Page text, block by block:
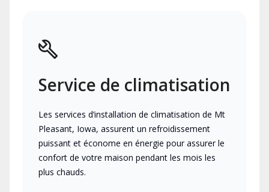
Service de climatisation
Les services d’installation de climatisation de Mt
Pleasant, Iowa, assurent un refroidissement
puissant et économe en énergie pour assurer le
confort de votre maison pendant les mois les
plus chauds.